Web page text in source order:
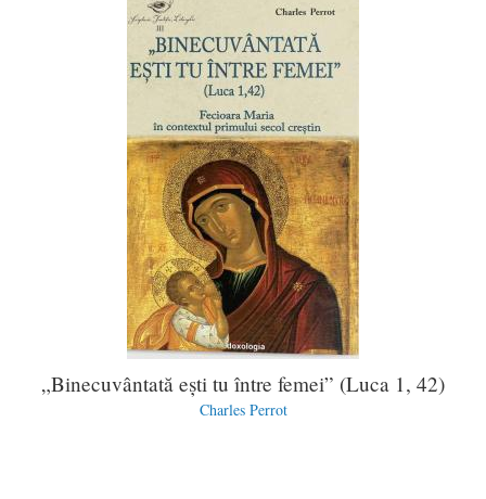
„Binecuvântată ești tu între femei” (Luca 1, 42)
Charles Perrot